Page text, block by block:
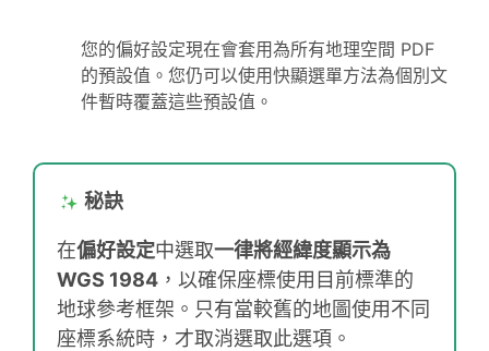
您的偏好設定現在會套用為所有地理空間 PDF
的預設值。您仍可以使用快顯選單方法為個別文
件暫時覆蓋這些預設值。
秘訣
在偏好設定中選取一律將經緯度顯示為
WGS 1984 ，以確保座標使用目前標準的
地球參考框架。只有當較舊的地圖使用不同
座標系統時，才取消選取此選項。